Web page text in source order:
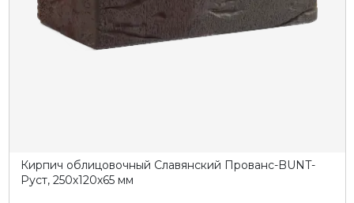
Кирпич облицовочный Славянский Прованс-BUNT-
Руст, 250х120х65 мм